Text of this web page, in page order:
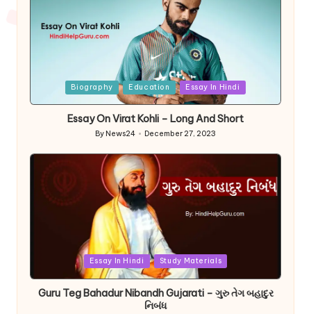
Biography Education Essay In Hindi
Essay On Virat Kohli – Long And Short
Posted
By News24 December 27, 2023
Essay In Hindi Study Materials
Guru Teg Bahadur Nibandh Gujarati – ગુરુ તેગ બહાદુર
નિબંધ